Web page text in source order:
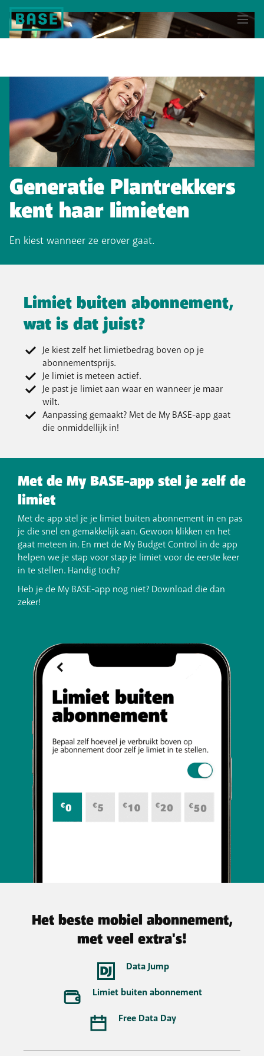
Generatie Plantrekkers
kent haar limieten
En kiest wanneer ze erover gaat.
Limiet buiten abonnement,
wat is dat juist?
Je kiest zelf het limietbedrag boven op je
abonnementsprijs.
Je limiet is meteen actief.
Je past je limiet aan waar en wanneer je maar
wilt.
Aanpassing gemaakt? Met de My BASE-app gaat
die onmiddellijk in!
Met de My BASE-app stel je zelf de
limiet
Met de app stel je je limiet buiten abonnement in en pas
je die snel en gemakkelijk aan. Gewoon klikken en het
gaat meteen in. En met de My Budget Control in de app
helpen we je stap voor stap je limiet voor de eerste keer
in te stellen. Handig toch?
Heb je de My BASE-app nog niet? Download die dan
zeker!
Het beste mobiel abonnement,
met veel extra's!
Data Jump
Limiet buiten abonnement
Free Data Day